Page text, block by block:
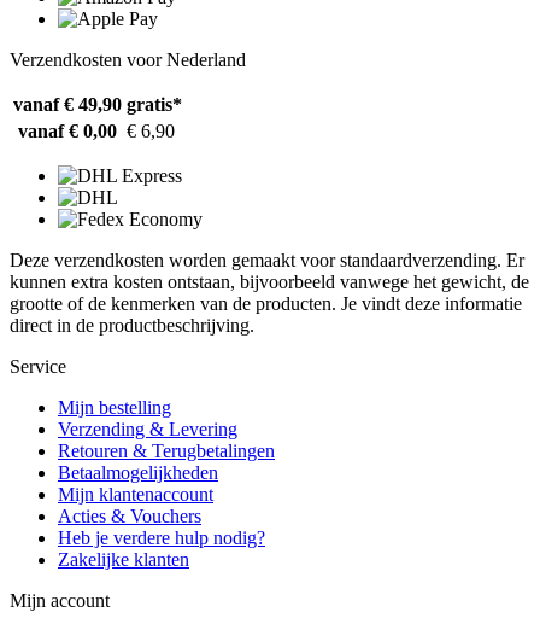
Verzendkosten voor Nederland
vanaf € 49,90 gratis*
vanaf € 0,00 € 6,90
Deze verzendkosten worden gemaakt voor standaardverzending. Er
kunnen extra kosten ontstaan, bijvoorbeeld vanwege het gewicht, de
grootte of de kenmerken van de producten. Je vindt deze informatie
direct in de productbeschrijving.
Service
Mijn bestelling
Verzending & Levering
Retouren & Terugbetalingen
Betaalmogelijkheden
Mijn klantenaccount
Acties & Vouchers
Heb je verdere hulp nodig?
Zakelijke klanten
Mijn account